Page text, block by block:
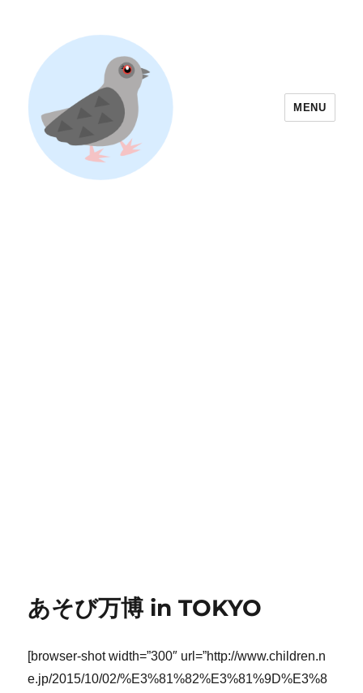
MENU
あそび万博 in TOKYO
[browser-shot width=”300″ url=”http://www.children.n
e.jp/2015/10/02/%E3%81%82%E3%81%9D%E3%8